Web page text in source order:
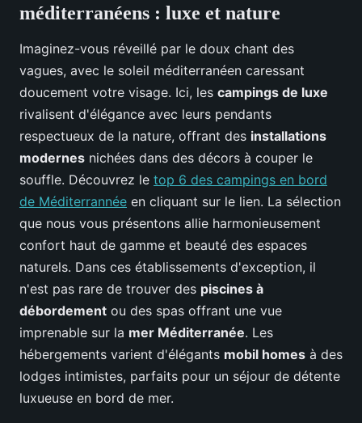
méditerranéens : luxe et nature
Imaginez-vous réveillé par le doux chant des
vagues, avec le soleil méditerranéen caressant
doucement votre visage. Ici, les campings de luxe
rivalisent d'élégance avec leurs pendants
respectueux de la nature, offrant des installations
modernes nichées dans des décors à couper le
souffle. Découvrez le top 6 des campings en bord
de Méditerrannée en cliquant sur le lien. La sélection
que nous vous présentons allie harmonieusement
confort haut de gamme et beauté des espaces
naturels. Dans ces établissements d'exception, il
n'est pas rare de trouver des piscines à
débordement ou des spas offrant une vue
imprenable sur la mer Méditerranée. Les
hébergements varient d'élégants mobil homes à des
lodges intimistes, parfaits pour un séjour de détente
luxueuse en bord de mer.